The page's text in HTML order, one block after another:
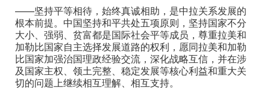
——坚持平等相待，始终真诚相助，是中拉关系发展的
根本前提。中国坚持和平共处五项原则，坚持国家不分
大小、强弱、贫富都是国际社会平等成员，尊重拉美和
加勒比国家自主选择发展道路的权利，愿同拉美和加勒
比国家加强治国理政经验交流，深化战略互信，并在涉
及国家主权、领土完整、稳定发展等核心利益和重大关
切的问题上继续相互理解、相互支持。